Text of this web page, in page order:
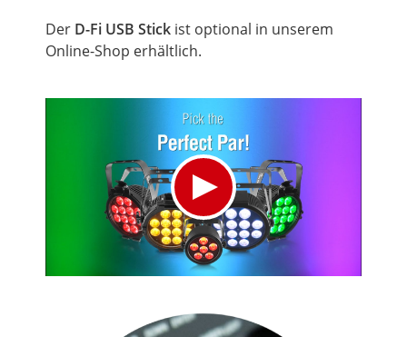
Der D-Fi USB Stick ist optional in unserem
Online-Shop erhältlich.